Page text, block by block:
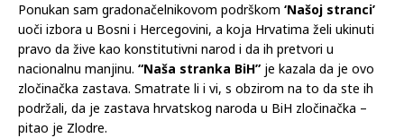
Ponukan sam gradonačelnikovom podrškom ‘Našoj stranci’
uoči izbora u Bosni i Hercegovini, a koja Hrvatima želi ukinuti
pravo da žive kao konstitutivni narod i da ih pretvori u
nacionalnu manjinu. “Naša stranka BiH” je kazala da je ovo
zločinačka zastava. Smatrate li i vi, s obzirom na to da ste ih
podržali, da je zastava hrvatskog naroda u BiH zločinačka –
pitao je Zlodre.